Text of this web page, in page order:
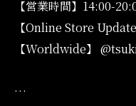
【営業時間】14:00-
【Online Store
【Worldwide】
…